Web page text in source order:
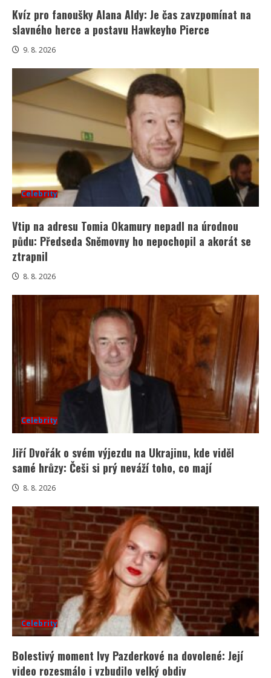
Kvíz pro fanoušky Alana Aldy: Je čas zavzpomínat na
slavného herce a postavu Hawkeyho Pierce
9. 8. 2026
Celebrity
Vtip na adresu Tomia Okamury nepadl na úrodnou
půdu: Předseda Sněmovny ho nepochopil a akorát se
ztrapnil
8. 8. 2026
Celebrity
Jiří Dvořák o svém výjezdu na Ukrajinu, kde viděl
samé hrůzy: Češi si prý neváží toho, co mají
8. 8. 2026
Celebrity
Bolestivý moment Ivy Pazderkové na dovolené: Její
video rozesmálo i vzbudilo velký obdiv